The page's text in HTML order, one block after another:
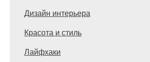
Дизайн интерьера
Красота и стиль
Лайфхаки